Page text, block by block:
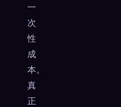
一
次
性
成
本。
真
正